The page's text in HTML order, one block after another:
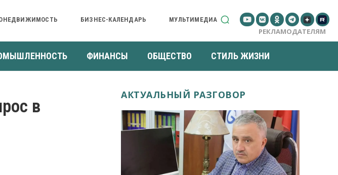
БИЗНЕС-КАЛЕНДАРЬ МУЛЬТИМЕДИА
РЕКЛАМОДАТЕЛЯМ
ФИНАНСЫ ОБЩЕСТВО СТИЛЬ ЖИЗНИ
в
АКТУАЛЬНЫЙ РАЗГОВОР